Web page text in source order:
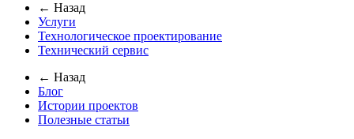
← Назад
Услуги
Технологическое проектирование
Технический сервис
← Назад
Блог
Истории проектов
Полезные статьи